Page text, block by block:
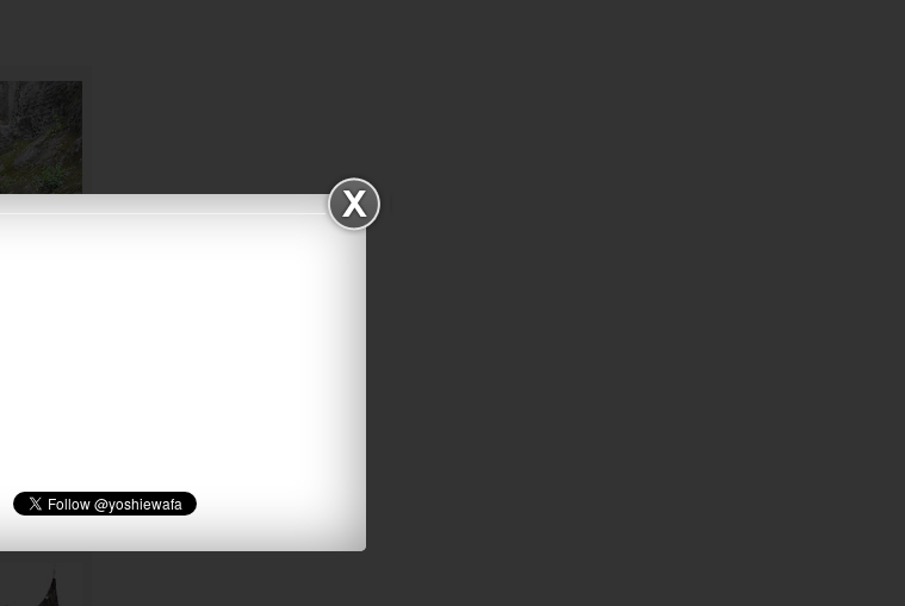
dan pernah menjadi basis
Asia Timur Raya pada tahun
sebuah bunker peninggalan